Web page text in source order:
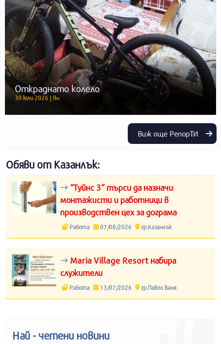
Откраднато колело
30 юли 2026 | Ян
Виж още РепорТИ
Обяви от Казанлък:
“Туйнс 3“ търси да назначи
монтажисти и работници в
производствен цех за дограма
Работа 07/08/2026 гр.Казанлък
Maria Village Resort набира
служители
Работа 13/07/2026 гр.Павел Баня
Най - четени новини